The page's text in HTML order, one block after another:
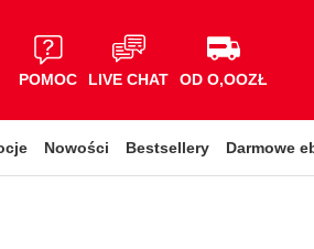
POMOC LIVE CHAT OD O,OOZŁ
Nowości Bestsellery Darmowe